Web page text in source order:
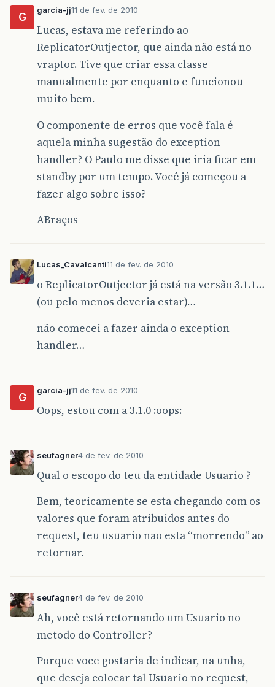
G
garcia-jj11 de fev. de 2010
Lucas, estava me referindo ao
ReplicatorOutjector, que ainda não está no
vraptor. Tive que criar essa classe
manualmente por enquanto e funcionou
muito bem.
O componente de erros que você fala é
aquela minha sugestão do exception
handler? O Paulo me disse que iria ficar em
standby por um tempo. Você já começou a
fazer algo sobre isso?
ABraços
Lucas_Cavalcanti11 de fev. de 2010
o ReplicatorOutjector já está na versão 3.1.1…
(ou pelo menos deveria estar)…
não comecei a fazer ainda o exception
handler…
G
garcia-jj11 de fev. de 2010
Oops, estou com a 3.1.0 :oops:
seufagner4 de fev. de 2010
Qual o escopo do teu da entidade Usuario ?
Bem, teoricamente se esta chegando com os
valores que foram atribuidos antes do
request, teu usuario nao esta “morrendo” ao
retornar.
seufagner4 de fev. de 2010
Ah, você está retornando um Usuario no
metodo do Controller?
Porque voce gostaria de indicar, na unha,
que deseja colocar tal Usuario no request,